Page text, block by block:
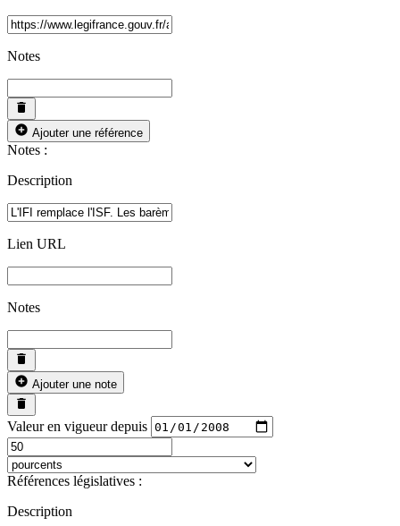
Notes
Ajouter une référence
Notes :
Description
Lien URL
Notes
Ajouter une note
Valeur en vigueur depuis
Références législatives :
Description